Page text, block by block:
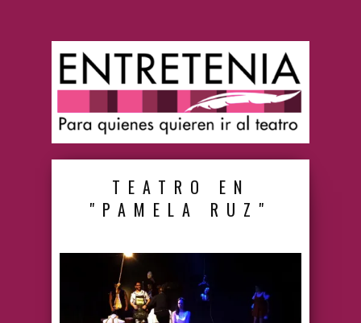
TEATRO EN
"PAMELA RUZ"